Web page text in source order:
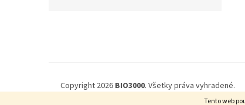
Tento web
e
Copyright 2026 BIO3000. Všetky práva vyhradené.